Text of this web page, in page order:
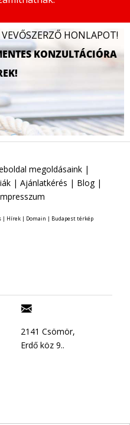
HONLAPOT!
KONZULTÁCIÓRA
megoldásaink|
| Ajánlatkérés | Blog|
| Hírek| Domain | Budapest térkép
2141 Csömör,
Erdő köz 9..